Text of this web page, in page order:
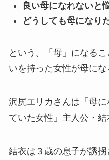
良い母になれないと
どうしても母になり
という、「母」になる
いを持った女性が母にな
沢尻エリカさんは「母
ていた女性」主人公・結
結衣は３歳の息子が誘